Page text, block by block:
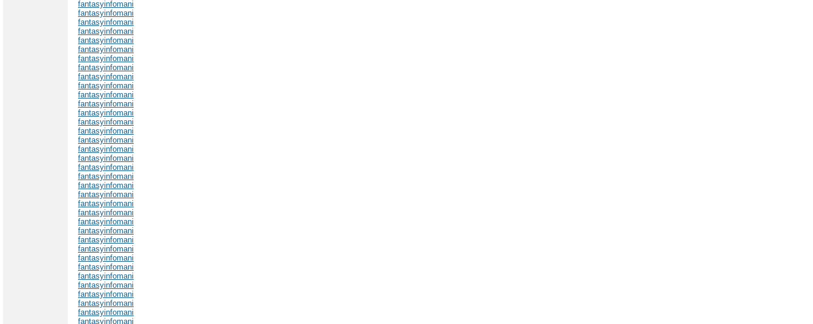
fantasyinfomani
fantasyinfomani
fantasyinfomani
fantasyinfomani
fantasyinfomani
fantasyinfomani
fantasyinfomani
fantasyinfomani
fantasyinfomani
fantasyinfomani
fantasyinfomani
fantasyinfomani
fantasyinfomani
fantasyinfomani
fantasyinfomani
fantasyinfomani
fantasyinfomani
fantasyinfomani
fantasyinfomani
fantasyinfomani
fantasyinfomani
fantasyinfomani
fantasyinfomani
fantasyinfomani
fantasyinfomani
fantasyinfomani
fantasyinfomani
fantasyinfomani
fantasyinfomani
fantasyinfomani
fantasyinfomani
fantasyinfomani
fantasyinfomani
fantasyinfomani
fantasyinfomani
fantasyinfomani